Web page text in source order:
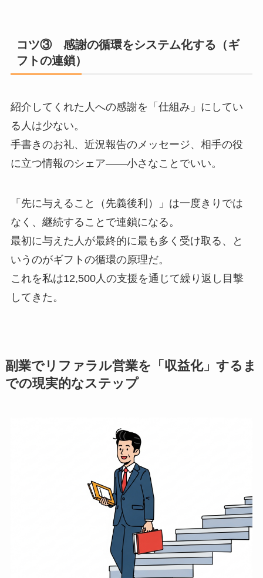
コツ③ 感謝の循環をシステム化する（ギ
フトの連鎖）
紹介してくれた人への感謝を「仕組み」にしてい
る人は少ない。
手書きのお礼、近況報告のメッセージ、相手の役
に立つ情報のシェア——小さなことでいい。
「先に与えること（先義後利）」は一度きりでは
なく、継続することで連鎖になる。
最初に与えた人が最終的に最も多く受け取る、と
いうのがギフトの循環の原理だ。
これを私は12,500人の支援を通じて繰り返し目撃
してきた。
副業でリファラル営業を「収益化」するま
での現実的なステップ